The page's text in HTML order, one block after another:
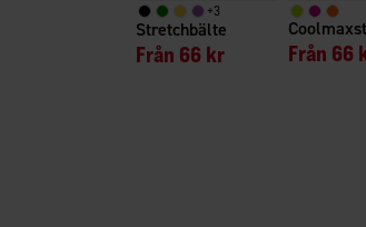
+3
Stretchbälte
Från 66 kr Från 66